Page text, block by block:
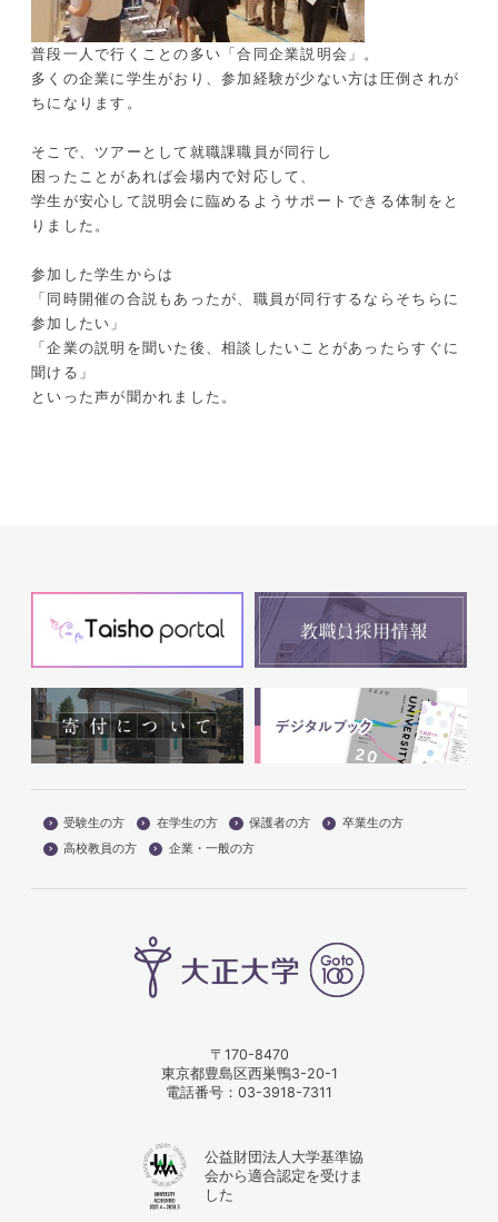
普段一人で行くことの多い「合同企業説明会」。
多くの企業に学生がおり、参加経験が少ない方は圧倒されが
ちになります。
そこで、ツアーとして就職課職員が同行し
困ったことがあれば会場内で対応して、
学生が安心して説明会に臨めるようサポートできる体制をと
りました。
参加した学生からは
「同時開催の合説もあったが、職員が同行するならそちらに
参加したい」
「企業の説明を聞いた後、相談したいことがあったらすぐに
聞ける」
といった声が聞かれました。
受験生の方 在学生の方 保護者の方
卒業生の方
高校教員の方
企業・一般の方
〒170-8470
東京都豊島区西巣鴨3-20-1
電話番号： 03-3918-7311
公益財団法人大学基準協
会から適合認定を受けま
した